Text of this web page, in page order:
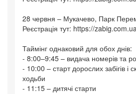
28 червня – Мукачево, Парк
Реєстрація тут: https://
Таймінг однаковий для обох днів:
- 8:00–9:45 – видача номерів та
- 10:00 – старт дорослих забігів і
ходьби
- 11:15 – дитячі старти